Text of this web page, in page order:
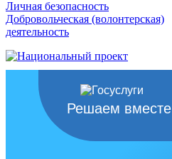
Личная безопасность
Добровольческая (волонтерская)
деятельность
Решаем вместе